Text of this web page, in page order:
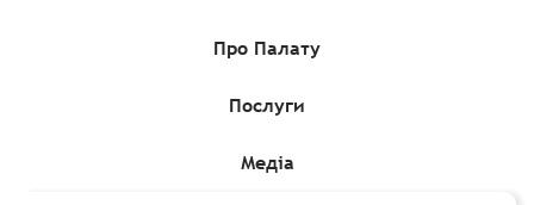
Про Палату
Послуги
Медіа
Комерційні пропозиції»Інформація про продаж
експертно-технічний центр Держпраці»